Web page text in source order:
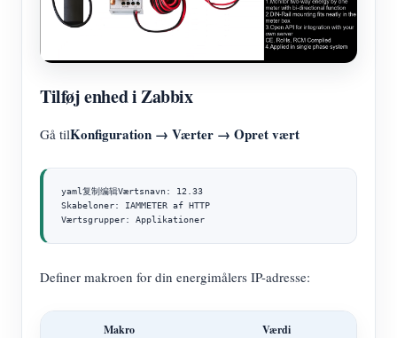
Tilføj enhed i Zabbix
Gå tilKonfiguration → Værter → Opret vært
yaml复制编辑Værtsnavn: 12.33
Skabeloner: IAMMETER af HTTP
Værtsgrupper: Applikationer
Definer makroen for din energimålers IP-adresse:
Makro Værdi